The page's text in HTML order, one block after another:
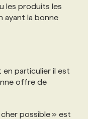
les produits les
ayant la bonne
en particulier il est
offre de
possible » est